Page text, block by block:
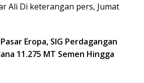
Ali Di keterangan pers, Jumat
Eropa, SIG Perdagangan
11.275 MT Semen Hingga